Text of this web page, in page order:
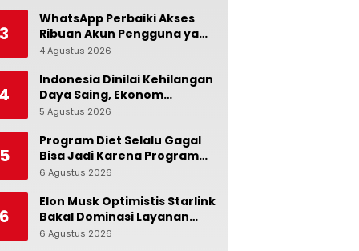
3
WhatsApp Perbaiki Akses
Ribuan Akun Pengguna yang
Terblokir
4 Agustus 2026
4
Indonesia Dinilai Kehilangan
Daya Saing, Ekonom
Ingatkan Pentingnya Jaga
Indonesia
5 Agustus 2026
5
Program Diet Selalu Gagal
Bisa Jadi Karena Program
Alami dalam Otak
6 Agustus 2026
6
Elon Musk Optimistis Starlink
Bakal Dominasi Layanan
Internet Global
6 Agustus 2026